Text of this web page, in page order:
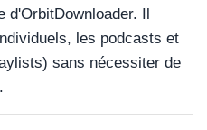
Il
les podcasts et
sans nécessiter de